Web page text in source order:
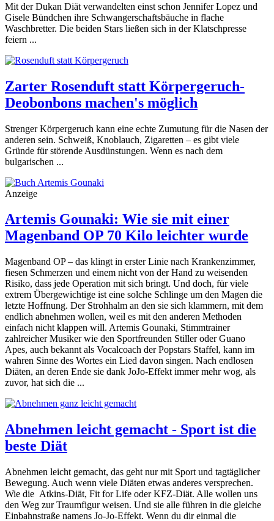
Mit der Dukan Diät verwandelten einst schon Jennifer Lopez und
Gisele Bündchen ihre Schwangerschaftsbäuche in flache
Waschbretter. Die beiden Stars ließen sich in der Klatschpresse
feiern ...
Zarter Rosenduft statt Körpergeruch-
Deobonbons machen's möglich
Strenger Körpergeruch kann eine echte Zumutung für die Nasen der
anderen sein. Schweiß, Knoblauch, Zigaretten – es gibt viele
Gründe für störende Ausdünstungen. Wenn es nach dem
bulgarischen ...
Anzeige
Artemis Gounaki: Wie sie mit einer
Magenband OP 70 Kilo leichter wurde
Magenband OP – das klingt in erster Linie nach Krankenzimmer,
fiesen Schmerzen und einem nicht von der Hand zu weisenden
Risiko, dass jede Operation mit sich bringt. Und doch, für viele
extrem Übergewichtige ist eine solche Schlinge um den Magen die
letzte Hoffnung. Der Strohhalm an den sie sich klammern, mit dem
endlich abnehmen wollen, weil es mit den anderen Methoden
einfach nicht klappen will. Artemis Gounaki, Stimmtrainer
zahlreicher Musiker wie den Sportfreunden Stiller oder Guano
Apes, auch bekannt als Vocalcoach der Popstars Staffel, kann im
wahren Sinne des Wortes ein Lied davon singen. Nach endlosen
Diäten, an deren Ende sie dank JoJo-Effekt immer mehr wog, als
zuvor, hat sich die ...
Abnehmen leicht gemacht - Sport ist die
beste Diät
Abnehmen leicht gemacht, das geht nur mit Sport und tagtäglicher
Bewegung. Auch wenn viele Diäten etwas anderes versprechen.
Wie die Atkins-Diät, Fit for Life oder KFZ-Diät. Alle wollen uns
den Weg zur Traumfigur weisen. Und sie alle führen in die gleiche
Einbahnstraße namens Jo-Jo-Effekt. Wenn du dir einmal die